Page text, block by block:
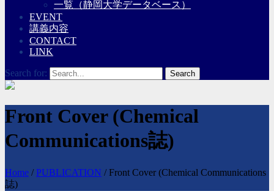
一覧（静岡大学データベース）
EVENT
講義内容
CONTACT
LINK
Search for:
Front Cover (Chemical
Communications誌)
Home /PUBLICATION /Front Cover (Chemical Communications
誌)